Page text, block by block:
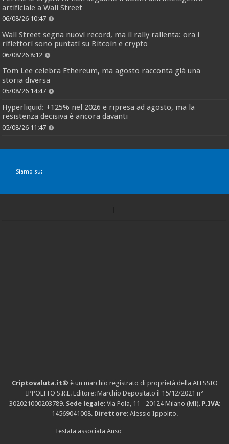
artificiale a Wall Street
06/08/26 10:47
Wall Street segna nuovi record, ma il rally rallenta: ora i
riflettori sono puntati su Bitcoin e crypto
06/08/26 8:12
Tom Lee celebra Ethereum, ma agosto racconta già una
storia diversa
05/08/26 14:47
Hyperliquid: +125% nel 2026 e ripresa ad agosto, ma la
resistenza decisiva è ancora davanti
05/08/26 11:47
Siamo su:
Criptovaluta.it® è un marchio registrato di proprietà della ALESSIO
IPPOLITO S.R.L. Editore: Marchio Depositato il 15/12/2021 n°
302021000203789. Sede legale: Via Pola, 11 - 20124 Milano (MI). P.IVA:
14569041008. Direttore: Alessio Ippolito.
Testata associata Anso